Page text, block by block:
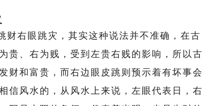
财右眼跳灾，其实这种说法并不准确，在古
贵、右为贱，受到左贵右贱的影响，所以古
财和富贵，而右边眼皮跳则预示着有坏事会
信风水的，从风水上来说，左眼代表日，右